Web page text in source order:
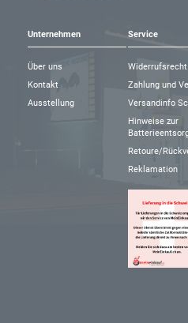
Unternehmen
Über uns
Kontakt
Ausstellung
Service
Widerrufsrecht
Zahlung und
Versandinfo
Hinweise zur
Retoure/
Reklamation